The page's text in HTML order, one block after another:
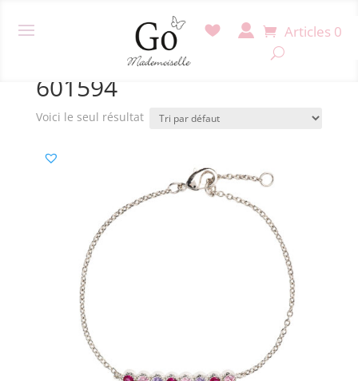
Articles 0
/ Produit Référence / 601594
601594
Voici le seul résultat